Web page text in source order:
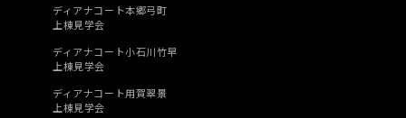
ディアナコート本郷弓町
上棟見学会
ディアナコート小石川竹早
上棟見学会
ディアナコート用賀翠景
上棟見学会